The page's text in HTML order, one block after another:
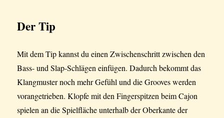
Der Tip
Mit dem Tip kannst du einen Zwischenschritt zwischen den
Bass- und Slap-Schlägen einfügen. Dadurch bekommt das
Klangmuster noch mehr Gefühl und die Grooves werden
vorangetrieben. Klopfe mit den Fingerspitzen beim Cajon
spielen an die Spielfläche unterhalb der Oberkante der